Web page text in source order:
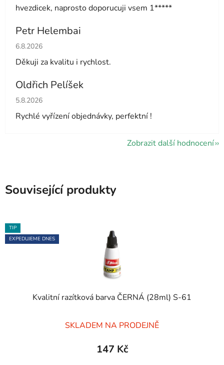
hvezdicek, naprosto doporucuji vsem 1*****
Petr Helembai
Hodnocení obchodu je 5 z 5 hvězdiček.
6.8.2026
Děkuji za kvalitu i rychlost.
Oldřich Pelíšek
Hodnocení obchodu je 5 z 5 hvězdiček.
5.8.2026
Rychlé vyřízení objednávky, perfektní !
Zobrazit další hodnocení
Související produkty
TIP
EXPEDUJEME DNES
Kvalitní razítková barva ČERNÁ (28ml) S-61
hodnocení
produktu
SKLADEM NA PRODEJNĚ
147 Kč